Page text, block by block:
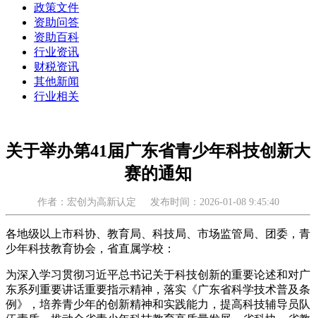
政策文件
资助问答
资助百科
行业资讯
财税资讯
其他新闻
行业相关
关于举办第41届广东省青少年科技创新大
赛的通知
作者：宏创为高新认定 发布时间：2026-01-08 9:45:40
各地级以上市科协、教育局、科技局、市场监管局、团委，青
少年科技教育协会，省直属学校：
为深入学习贯彻习近平总书记关于科技创新的重要论述和对广
东系列重要讲话重要指示精神，落实《广东省科学技术普及条
例》，培养青少年的创新精神和实践能力，提高科技辅导员队